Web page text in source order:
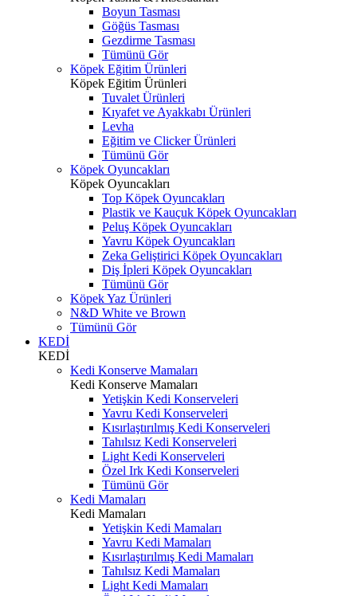
Boyun Tasması
Göğüs Tasması
Gezdirme Tasması
Tümünü Gör
Köpek Eğitim Ürünleri
Köpek Eğitim Ürünleri
Tuvalet Ürünleri
Kıyafet ve Ayakkabı Ürünleri
Levha
Eğitim ve Clicker Ürünleri
Tümünü Gör
Köpek Oyuncakları
Köpek Oyuncakları
Top Köpek Oyuncakları
Plastik ve Kauçuk Köpek Oyuncakları
Peluş Köpek Oyuncakları
Yavru Köpek Oyuncakları
Zeka Geliştirici Köpek Oyuncakları
Diş İpleri Köpek Oyuncakları
Tümünü Gör
Köpek Yaz Ürünleri
N&D White ve Brown
Tümünü Gör
KEDİ
KEDİ
Kedi Konserve Mamaları
Kedi Konserve Mamaları
Yetişkin Kedi Konserveleri
Yavru Kedi Konserveleri
Kısırlaştırılmış Kedi Konserveleri
Tahılsız Kedi Konserveleri
Light Kedi Konserveleri
Özel Irk Kedi Konserveleri
Tümünü Gör
Kedi Mamaları
Kedi Mamaları
Yetişkin Kedi Mamaları
Yavru Kedi Mamaları
Kısırlaştırılmış Kedi Mamaları
Tahılsız Kedi Mamaları
Light Kedi Mamaları